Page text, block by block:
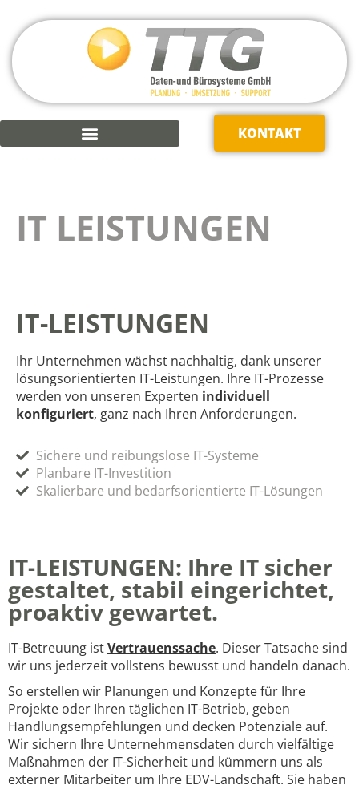
KONTAKT
IT LEISTUNGEN
IT-LEISTUNGEN
Ihr Unternehmen wächst nachhaltig, dank unserer
lösungsorientierten IT-Leistungen. Ihre IT-Prozesse
werden von unseren Experten individuell
konfiguriert, ganz nach Ihren Anforderungen.
Sichere und reibungslose IT-Systeme
Planbare IT-Investition
Skalierbare und bedarfsorientierte IT-Lösungen
IT-LEISTUNGEN: Ihre IT sicher
gestaltet, stabil eingerichtet,
proaktiv gewartet.
IT-Betreuung istVertrauenssache. Dieser Tatsache sind
wir uns jederzeit vollstens bewusst und handeln danach.
So erstellen wir Planungen und Konzepte für Ihre
Projekte oder Ihren täglichen IT-Betrieb, geben
Handlungsempfehlungen und decken Potenziale auf.
Wir sichern Ihre Unternehmensdaten durch vielfältige
Maßnahmen der IT-Sicherheit und kümmern uns als
externer Mitarbeiter um Ihre EDV-Landschaft. Sie haben